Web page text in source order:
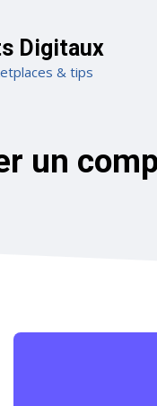
Digitaux
& tips
un